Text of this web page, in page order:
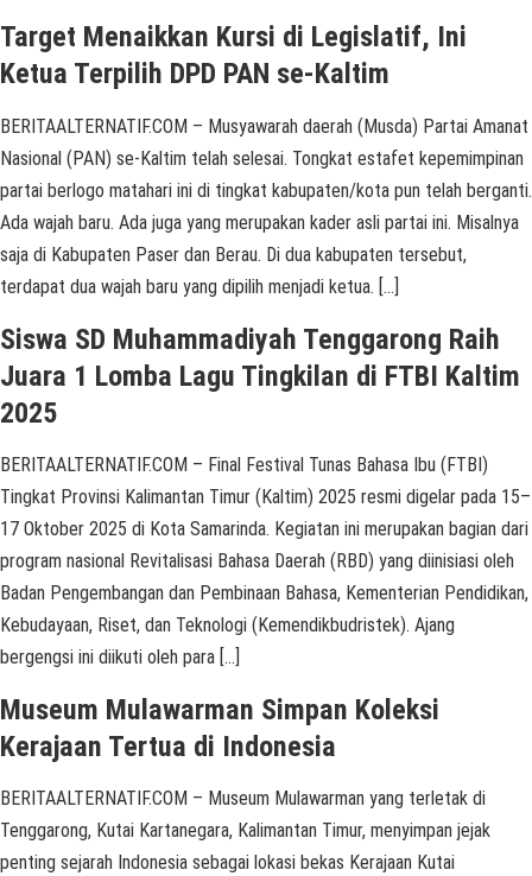
Target Menaikkan Kursi di Legislatif, Ini
Ketua Terpilih DPD PAN se-Kaltim
BERITAALTERNATIF.COM – Musyawarah daerah (Musda) Partai Amanat
Nasional (PAN) se-Kaltim telah selesai. Tongkat estafet kepemimpinan
partai berlogo matahari ini di tingkat kabupaten/kota pun telah berganti.
Ada wajah baru. Ada juga yang merupakan kader asli partai ini. Misalnya
saja di Kabupaten Paser dan Berau. Di dua kabupaten tersebut,
terdapat dua wajah baru yang dipilih menjadi ketua. […]
Siswa SD Muhammadiyah Tenggarong Raih
Juara 1 Lomba Lagu Tingkilan di FTBI Kaltim
2025
BERITAALTERNATIF.COM – Final Festival Tunas Bahasa Ibu (FTBI)
Tingkat Provinsi Kalimantan Timur (Kaltim) 2025 resmi digelar pada 15–
17 Oktober 2025 di Kota Samarinda. Kegiatan ini merupakan bagian dari
program nasional Revitalisasi Bahasa Daerah (RBD) yang diinisiasi oleh
Badan Pengembangan dan Pembinaan Bahasa, Kementerian Pendidikan,
Kebudayaan, Riset, dan Teknologi (Kemendikbudristek). Ajang
bergengsi ini diikuti oleh para […]
Museum Mulawarman Simpan Koleksi
Kerajaan Tertua di Indonesia
BERITAALTERNATIF.COM – Museum Mulawarman yang terletak di
Tenggarong, Kutai Kartanegara, Kalimantan Timur, menyimpan jejak
penting sejarah Indonesia sebagai lokasi bekas Kerajaan Kutai